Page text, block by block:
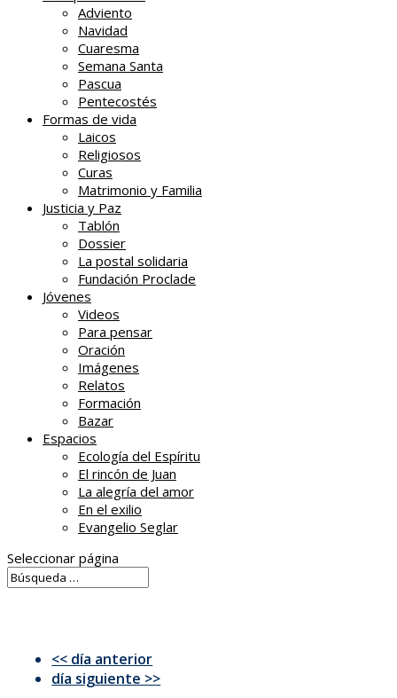
Adviento
Navidad
Cuaresma
Semana Santa
Pascua
Pentecostés
Formas de vida
Laicos
Religiosos
Curas
Matrimonio y Familia
Justicia y Paz
Tablón
Dossier
La postal solidaria
Fundación Proclade
Jóvenes
Videos
Para pensar
Oración
Imágenes
Relatos
Formación
Bazar
Espacios
Ecología del Espíritu
El rincón de Juan
La alegría del amor
En el exilio
Evangelio Seglar
Seleccionar página
<< día anterior
día siguiente >>